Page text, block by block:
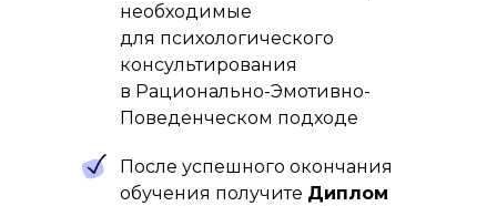
необходимые
для психологического
консультирования
в Рационально-Эмотивно-
Поведенческом подходе
После успешного окончания
обучения получите Диплом